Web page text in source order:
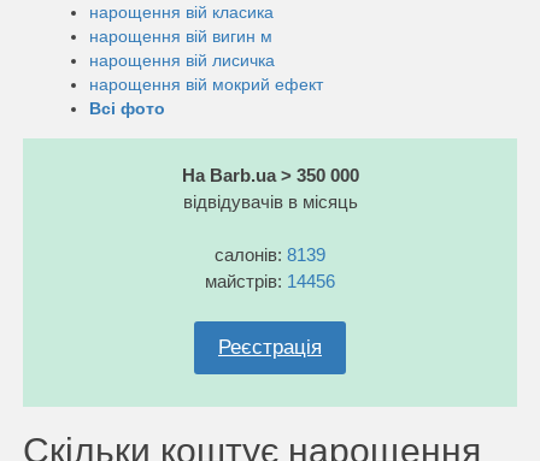
нарощення вій класика
нарощення вій вигин м
нарощення вій лисичка
нарощення вій мокрий ефект
Всі фото
На Barb.ua > 350 000
відвідувачів в місяць
салонів: 8139
майстрів: 14456
Реєстрація
Скільки коштує нарощення